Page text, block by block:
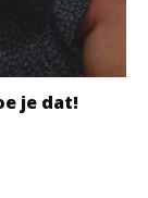
je dat!